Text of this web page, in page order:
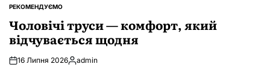
ОПУБЛІКУВАТИ
РЕКОМЕНДУЄМО
Чоловічі труси — комфорт, який
відчувається щодня
16 Липня 2026Опубліковано
admin